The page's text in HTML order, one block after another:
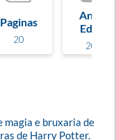
Paginas
20
Ano de
Edição
2025
magia e bruxaria de
de Harry Potter.